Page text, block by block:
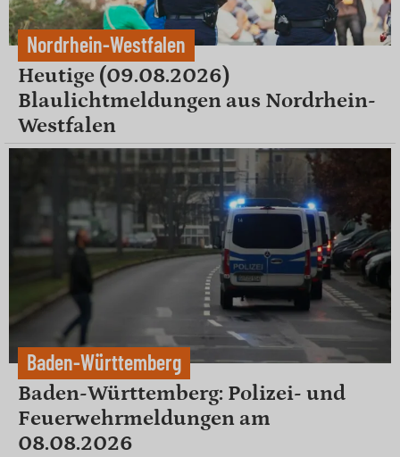
Nordrhein-Westfalen
Heutige (09.08.2026)
Blaulichtmeldungen aus Nordrhein-
Westfalen
Baden-Württemberg
Baden-Württemberg: Polizei- und
Feuerwehrmeldungen am
08.08.2026